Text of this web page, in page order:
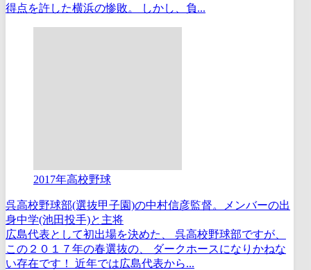
得点を許した横浜の惨敗。 しかし、負...
2017年高校野球
呉高校野球部(選抜甲子園)の中村信彦監督。メンバーの出
身中学(池田投手)と主将
広島代表として初出場を決めた、 呉高校野球部ですが、
この２０１７年の春選抜の、 ダークホースになりかねな
い存在です！ 近年では広島代表から...